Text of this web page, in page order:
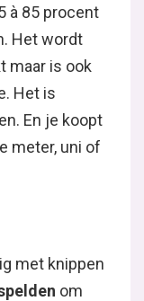
à 85 procent
Het wordt
maar is ook
Het is
En je koopt
meter, uni of
met knippen
om